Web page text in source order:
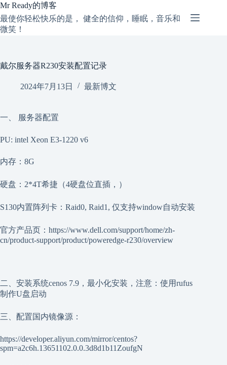
跳
过
内
容
Mr Ready的博客
最使你轻松快乐的是， 健全的信仰，睡眠，音乐和
微笑！
戴尔服务器R230安装配置记录
2024年7月13日 最新博文
一、 服务器配置
PU: intel Xeon E3-1220 v6
内存：8G
硬盘：2*4T希捷（4硬盘位直插，）
S130内置阵列卡：Raid0, Raid1, 仅支持window自动安装
官方产品页：https://www.dell.com/support/home/zh-
cn/product-support/product/poweredge-r230/overview
二、安装系统cenos 7.9，最小化安装，注意：使用rufus
制作U盘启动
三、配置国内镜像源：
https://developer.aliyun.com/mirror/centos?
spm=a2c6h.13651102.0.0.3d8d1b11ZoufgN